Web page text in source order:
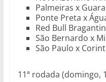
Palmeiras x
Ponte Preta x
Red Bull
São Bernardo x
São Paulo x
11ª rodada (domingo,